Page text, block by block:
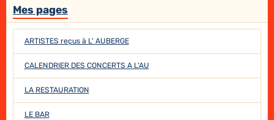
Mes pages
ARTISTES reçus à L' AUBERGE
CALENDRIER DES CONCERTS A L'AU
LA RESTAURATION
LE BAR